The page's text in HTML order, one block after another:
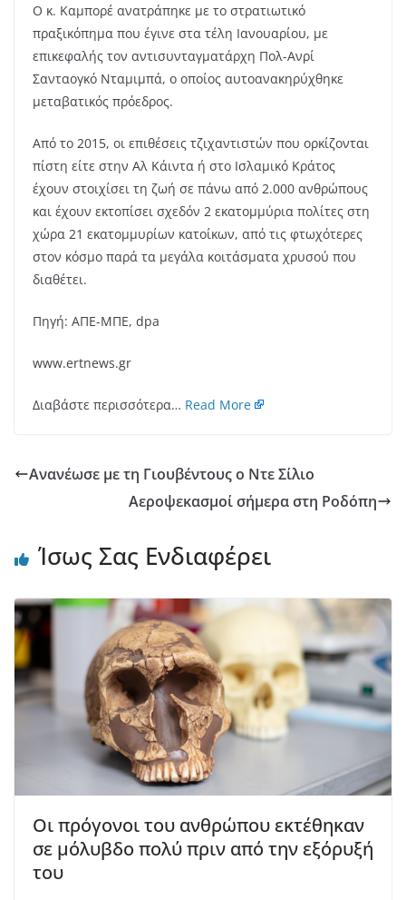
Ο κ. Καμπορέ ανατράπηκε με το στρατιωτικό
πραξικόπημα που έγινε στα τέλη Ιανουαρίου, με
επικεφαλής τον αντισυνταγματάρχη Πολ-Ανρί
Σανταογκό Νταμιμπά, ο οποίος αυτοανακηρύχθηκε
μεταβατικός πρόεδρος.
Από το 2015, οι επιθέσεις τζιχαντιστών που ορκίζονται
πίστη είτε στην Αλ Κάιντα ή στο Ισλαμικό Κράτος
έχουν στοιχίσει τη ζωή σε πάνω από 2.000 ανθρώπους
και έχουν εκτοπίσει σχεδόν 2 εκατομμύρια πολίτες στη
χώρα 21 εκατομμυρίων κατοίκων, από τις φτωχότερες
στον κόσμο παρά τα μεγάλα κοιτάσματα χρυσού που
διαθέτει.
Πηγή: ΑΠΕ-ΜΠΕ, dpa
www.ertnews.gr
Διαβάστε περισσότερα… Read More
Ανανέωσε με τη Γιουβέντους ο Ντε Σίλιο
Αεροψεκασμοί σήμερα στη Ροδόπη
Ίσως Σας Ενδιαφέρει
Οι πρόγονοι του ανθρώπου εκτέθηκαν
σε μόλυβδο πολύ πριν από την εξόρυξή
του